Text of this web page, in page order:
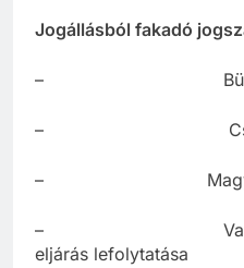
Jogállásból fakadó
– Büntetlen
–
– Magyar
–
eljárás lefolytatása